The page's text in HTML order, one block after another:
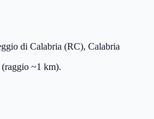
di Calabria (RC), Calabria
(raggio ~1 km).